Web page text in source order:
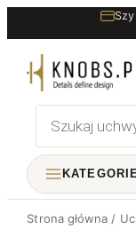
do
treści
Wyszukiwarka
produktów
Strona główna /